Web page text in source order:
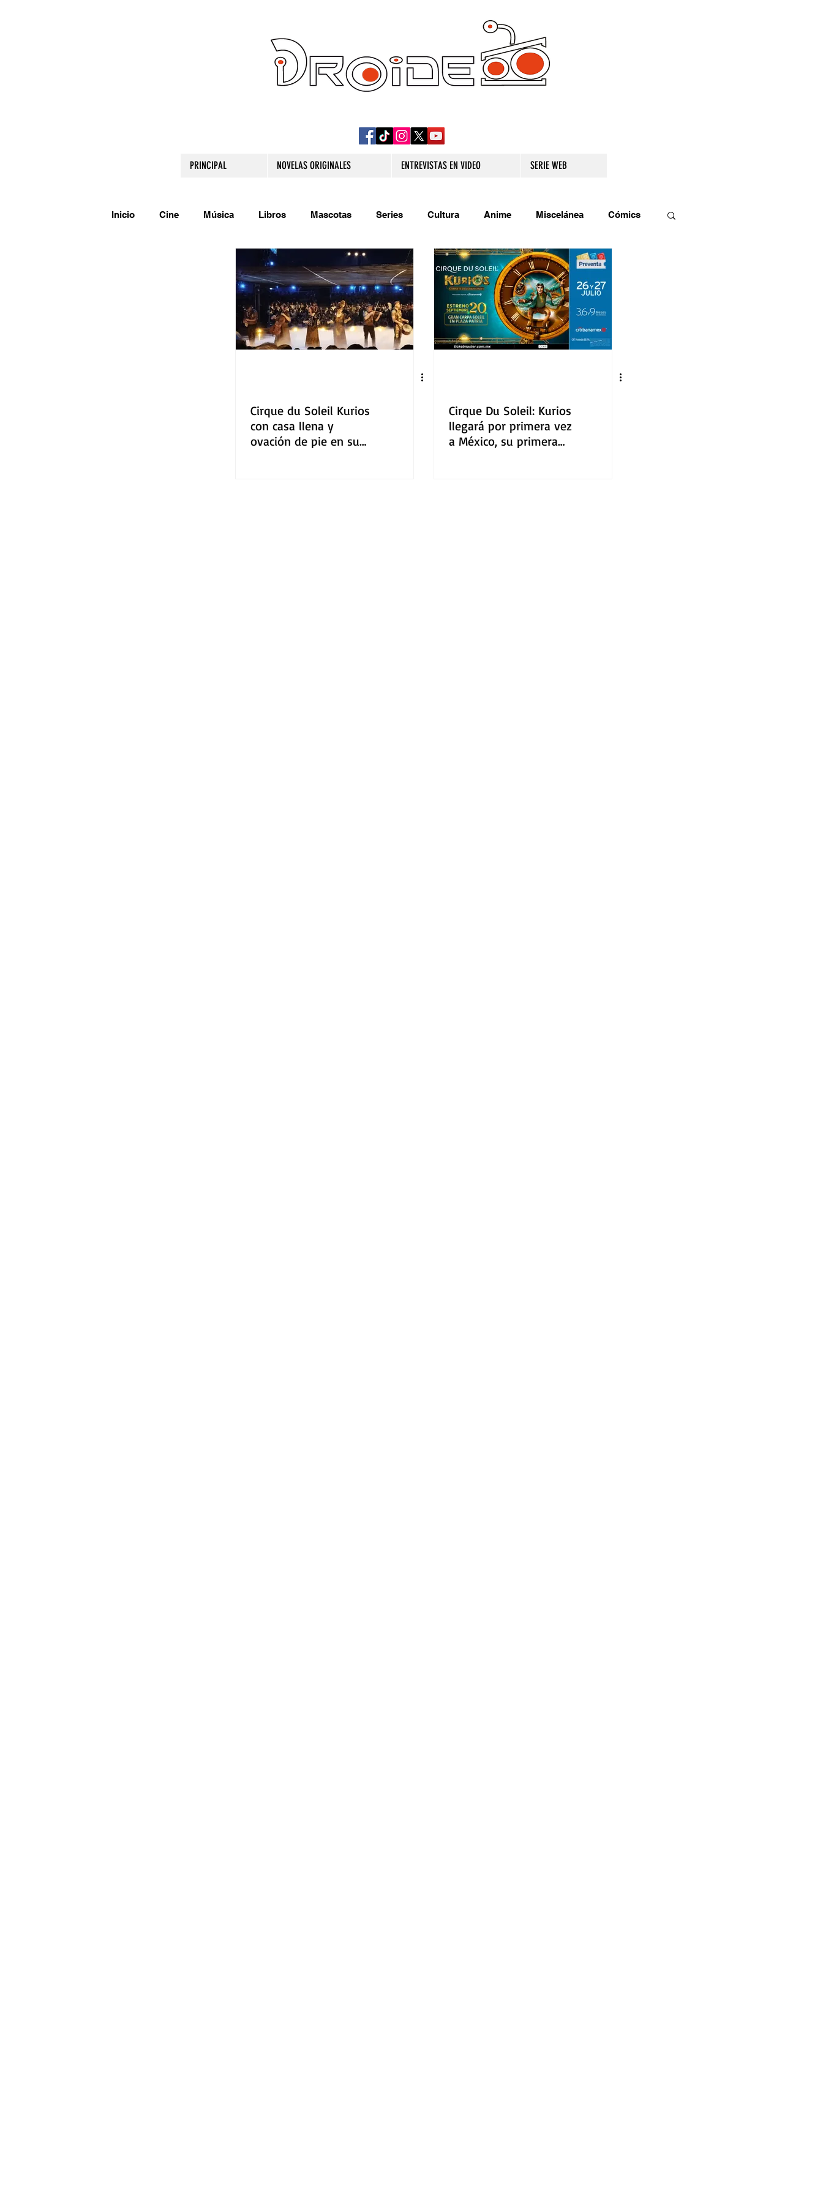
PRINCIPAL NOVELAS ORIGINALES ENTREVISTAS EN VIDEO SERIE WEB
Inicio Cine Música Libros Mascotas Series Cultura Anime Miscelánea Cómics
Relatos originales Extra Relatos Trivias Videojuegos Teatro
Tecnología
Cirque du Soleil Kurios
con casa llena y
ovación de pie en su
Cirque Du Soleil: Kurios
llegará por primera vez
a México, su primera